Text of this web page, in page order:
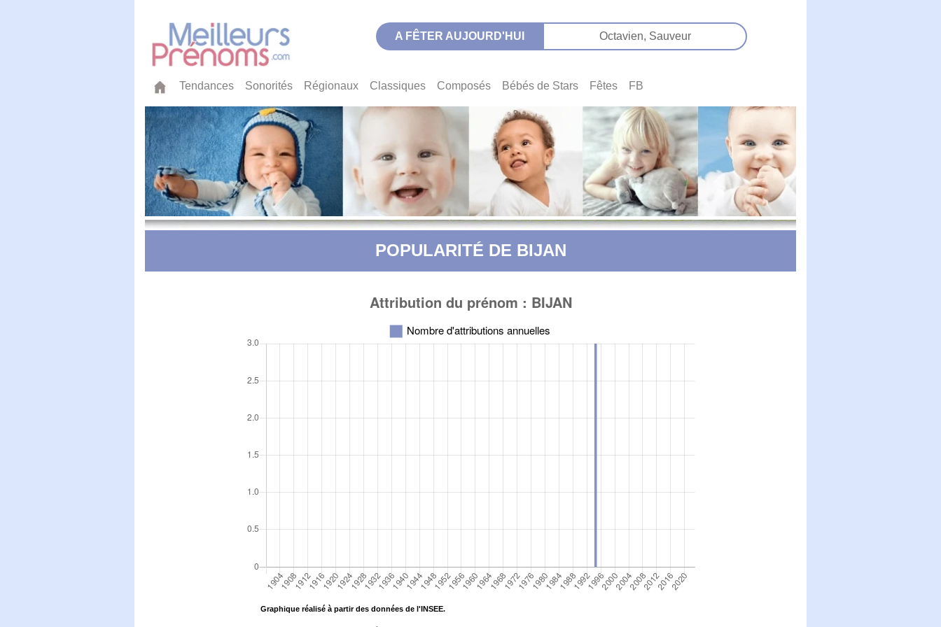
A FÊTER AUJOURD'HUI Octavien, Sauveur
Tendances Sonorités Régionaux Classiques Composés Bébés de Stars Fêtes FB
POPULARITÉ DE BIJAN
Graphique réalisé à partir des données de l'INSEE.